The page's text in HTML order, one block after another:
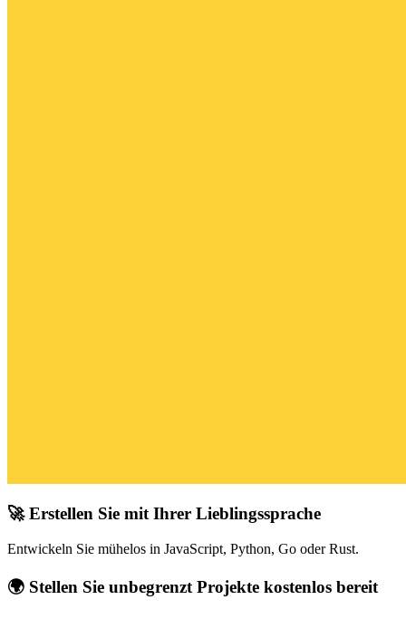
🚀 Erstellen Sie mit Ihrer Lieblingssprache
Entwickeln Sie mühelos in JavaScript, Python, Go oder Rust.
🌍 Stellen Sie unbegrenzt Projekte kostenlos bereit